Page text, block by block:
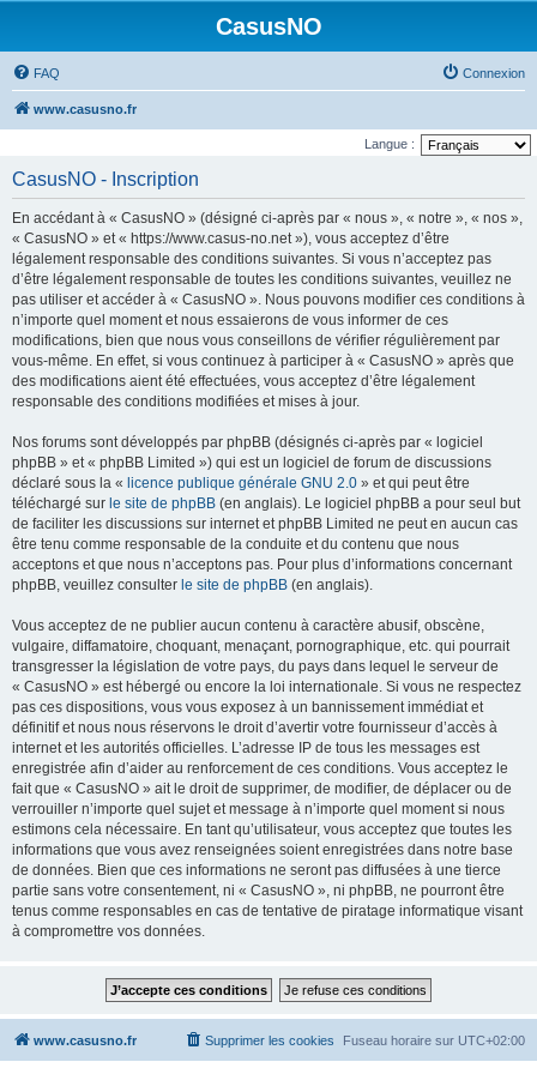
CasusNO
FAQ Connexion
www.casusno.fr
Langue :
CasusNO - Inscription
En accédant à « CasusNO » (désigné ci-après par « nous », « notre », « nos »,
« CasusNO » et « https://www.casus-no.net »), vous acceptez d’être
légalement responsable des conditions suivantes. Si vous n’acceptez pas
d’être légalement responsable de toutes les conditions suivantes, veuillez ne
pas utiliser et accéder à « CasusNO ». Nous pouvons modifier ces conditions à
n’importe quel moment et nous essaierons de vous informer de ces
modifications, bien que nous vous conseillons de vérifier régulièrement par
vous-même. En effet, si vous continuez à participer à « CasusNO » après que
des modifications aient été effectuées, vous acceptez d’être légalement
responsable des conditions modifiées et mises à jour.
Nos forums sont développés par phpBB (désignés ci-après par « logiciel
phpBB » et « phpBB Limited ») qui est un logiciel de forum de discussions
déclaré sous la « licence publique générale GNU 2.0 » et qui peut être
téléchargé sur le site de phpBB (en anglais). Le logiciel phpBB a pour seul but
de faciliter les discussions sur internet et phpBB Limited ne peut en aucun cas
être tenu comme responsable de la conduite et du contenu que nous
acceptons et que nous n’acceptons pas. Pour plus d’informations concernant
phpBB, veuillez consulter le site de phpBB (en anglais).
Vous acceptez de ne publier aucun contenu à caractère abusif, obscène,
vulgaire, diffamatoire, choquant, menaçant, pornographique, etc. qui pourrait
transgresser la législation de votre pays, du pays dans lequel le serveur de
« CasusNO » est hébergé ou encore la loi internationale. Si vous ne respectez
pas ces dispositions, vous vous exposez à un bannissement immédiat et
définitif et nous nous réservons le droit d’avertir votre fournisseur d’accès à
internet et les autorités officielles. L’adresse IP de tous les messages est
enregistrée afin d’aider au renforcement de ces conditions. Vous acceptez le
fait que « CasusNO » ait le droit de supprimer, de modifier, de déplacer ou de
verrouiller n’importe quel sujet et message à n’importe quel moment si nous
estimons cela nécessaire. En tant qu’utilisateur, vous acceptez que toutes les
informations que vous avez renseignées soient enregistrées dans notre base
de données. Bien que ces informations ne seront pas diffusées à une tierce
partie sans votre consentement, ni « CasusNO », ni phpBB, ne pourront être
tenus comme responsables en cas de tentative de piratage informatique visant
à compromettre vos données.
www.casusno.fr Fuseau horaire sur UTC+02:00
Supprimer les cookies